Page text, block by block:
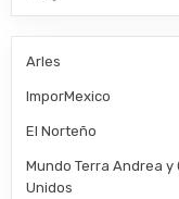
Arles
ImporMexico
El Norteño
Mundo Terra Andrea
Unidos